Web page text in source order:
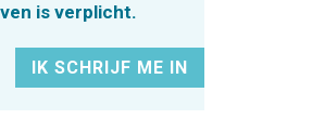
is verplicht.
IK SCHRIJF ME IN